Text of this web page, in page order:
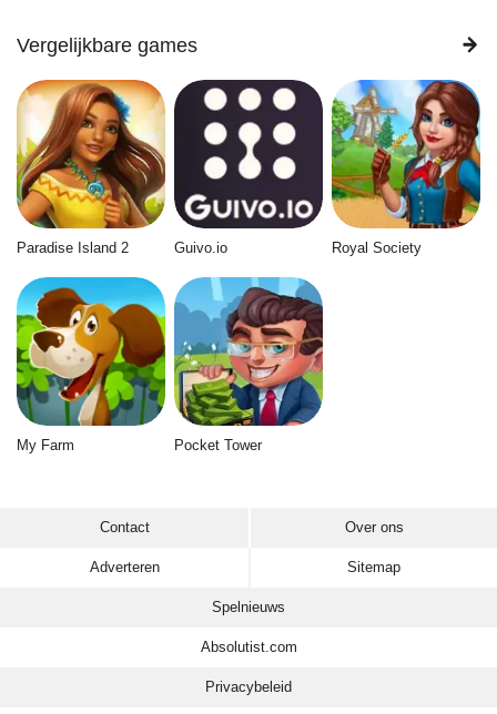
Vergelijkbare games
Paradise Island 2 Guivo.io Royal Society
My Farm Pocket Tower
Contact Over ons
Adverteren Sitemap
Spelnieuws
Absolutist.com
Privacybeleid